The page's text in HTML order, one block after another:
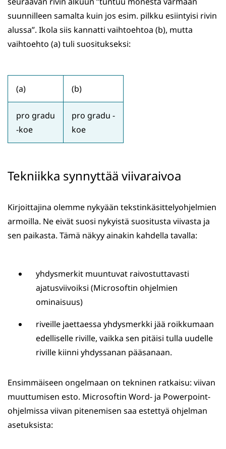
suunnilleen samalta kuin jos esim. pilkku esiintyisi rivin
alussa”. Ikola siis kannatti vaihtoehtoa (b), mutta
vaihtoehto (a) tuli suositukseksi:
(a) (b)
pro gradu
-koe
pro gradu -
koe
Tekniikka synnyttää viivaraivoa
Kirjoittajina olemme nykyään tekstinkäsittelyohjelmien
armoilla. Ne eivät suosi nykyistä suositusta viivasta ja
sen paikasta. Tämä näkyy ainakin kahdella tavalla:
yhdysmerkit muuntuvat raivostuttavasti
ajatusviivoiksi (Microsoftin ohjelmien
ominaisuus)
riveille jaettaessa yhdysmerkki jää roikkumaan
edelliselle riville, vaikka sen pitäisi tulla uudelle
riville kiinni yhdyssanan pääsanaan.
Ensimmäiseen ongelmaan on tekninen ratkaisu: viivan
muuttumisen esto. Microsoftin Word- ja Powerpoint-
ohjelmissa viivan pitenemisen saa estettyä ohjelman
asetuksista: